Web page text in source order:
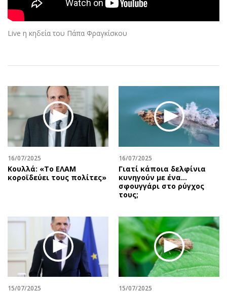
Αθλητισμός
Κύπρος
Ελλάδα
Κληρώσεις Allwyn
Οικονομία
Real Estate
Επιχειρήσεις
Αγορές
Money Review
AstroBank Properties
Ναυτιλία
Κόσμος
Παράξενα
Πολιτισμός
Geek
Νέα
Αυτοκίνηση
Οικονομία
Γενικά
Πρόσωπα
Περιβάλλον
Good Life
Γυναίκα
Showbiz
Ταξίδια
Συνταγές
Έξοδος
Media
Εκπομπές
Live η κηδεία του Πάπα Φραγκίσκου
16/07/2025
Κουλλά: «Το ΕΛΑΜ
κοροϊδεύει τους πολίτες»
16/07/2025
Γιατί κάποια δελφίνια
κυνηγούν με ένα…
σφουγγάρι στο ρύγχος
τους;
15/07/2025 15/07/2025